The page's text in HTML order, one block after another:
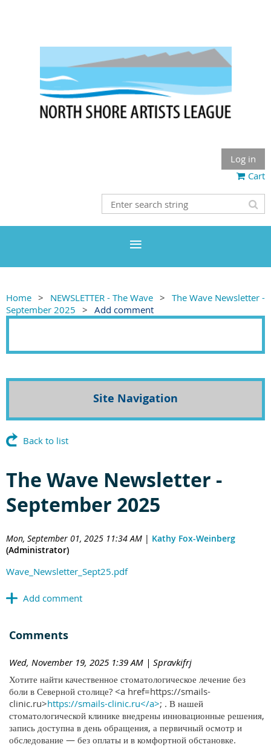
Log in
Cart
Home NEWSLETTER - The Wave
The Wave Newsletter -
September 2025
Add comment
Site Navigation
Back to list
The Wave Newsletter -
September 2025
Mon, September 01, 2025 11:34 AM | Kathy Fox-Weinberg
(Administrator)
Wave_Newsletter_Sept25.pdf
Comments
Wed, November 19, 2025 1:39 AM | Spravkifrj
Хотите найти качественное стоматологическое лечение без
боли в Северной столице? <a href=https://smails-
clinic.ru>https://smails-clinic.ru</a>; . В нашей
стоматологической клинике внедрены инновационные решения,
запись доступна в день обращения, а первичный осмотр и
обследование — без оплаты и в комфортной обстановке.